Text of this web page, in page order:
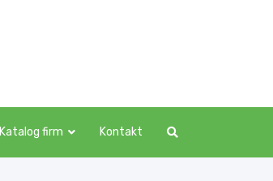
Katalog firm Kontakt